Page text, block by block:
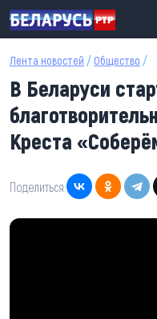
Перейти к основному
Лента новостей / Общество /
В Беларуси
Креста
Поделиться: